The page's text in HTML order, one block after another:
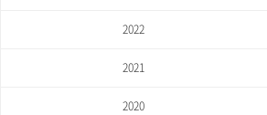
2022
2021
2020